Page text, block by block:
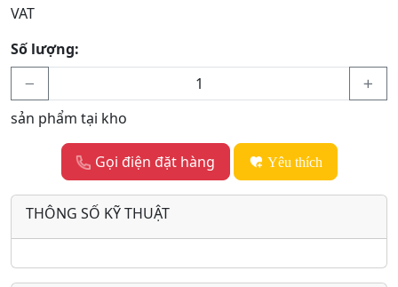
VAT
Số lượng:
sản phẩm tại kho
Gọi điện đặt hàng Yêu thích
THÔNG SỐ KỸ THUẬT